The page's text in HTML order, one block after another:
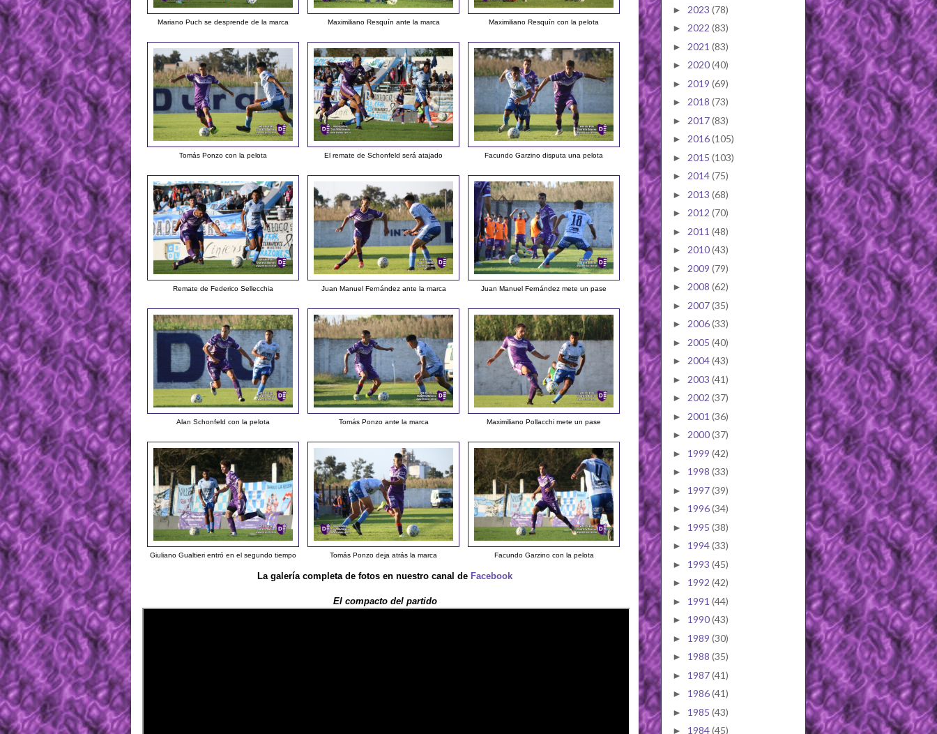
Mariano Puch se desprende de la marca Maximiliano Resquín ante la marca Maximiliano Resquín con la pelota
Tomás Ponzo con la pelota El remate de Schonfeld será atajado Facundo Garzino disputa una pelota
Remate de Federico Sellecchia Juan Manuel Fernández ante la marca Juan Manuel Fernández mete un pase
Alan Schonfeld con la pelota Tomás Ponzo ante la marca Maximiliano Pollacchi mete un pase
Giuliano Gualtieri entró en el segundo tiempo Tomás Ponzo deja atrás la marca Facundo Garzino con la pelota
La galería completa de fotos en nuestro canal de Facebook
El compacto del partido
► 2023 (78)
► 2022 (83)
► 2021 (83)
► 2020(40)
► 2019 (69)
► 2018 (73)
► 2017(83)
► 2016(105)
► 2015 (103)
► 2014(75)
► 2013 (68)
► 2012 (70)
► 2011 (48)
► 2010(43)
► 2009 (79)
► 2008 (62)
► 2007(35)
► 2006(33)
► 2005 (40)
► 2004(43)
► 2003 (41)
► 2002 (37)
► 2001 (36)
► 2000(37)
► 1999 (42)
► 1998 (33)
► 1997(39)
► 1996(34)
► 1995 (38)
► 1994(33)
► 1993 (45)
► 1992 (42)
► 1991 (44)
► 1990(43)
► 1989 (30)
► 1988 (35)
► 1987(41)
► 1986(41)
► 1985 (43)
► 1984(45)